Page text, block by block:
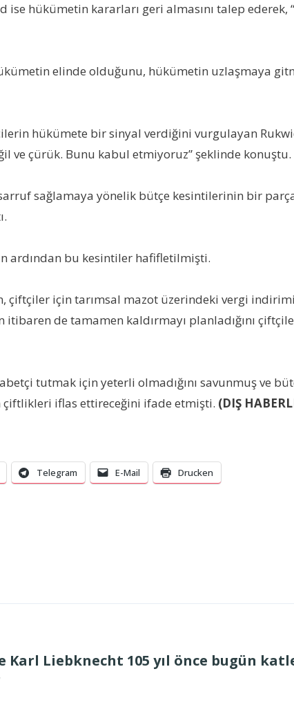
hükümetin kararları geri almasını talep
elinde olduğunu, hükümetin uzlaşmaya
hükümete bir sinyal verdiğini vurgulayan
ve çürük. Bunu kabul etmiyoruz” şeklinde konuştu.
sağlamaya yönelik bütçe kesintilerinin bir
ardından bu kesintiler hafifletilmişti.
çiftçiler için tarımsal mazot üzerindeki vergi
itibaren de tamamen kaldırmayı planladığını
tutmak için yeterli olmadığını savunmuş ve
iflas ettireceğini ifade etmişti. (DIŞ
Telegram E-Mail Drucken
Karl Liebknecht 105 yıl önce bugün